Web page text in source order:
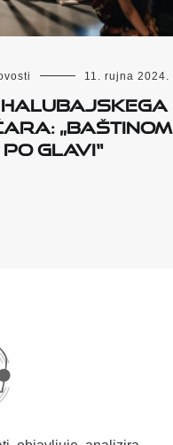
11. rujna 2024.
halubajskega
„Baštinom
po glavi“